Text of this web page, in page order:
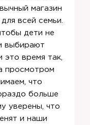
магазин
всей семьи.
дети не
выбирают
это время так,
просмотром
что
больше
уверены, что
и наши